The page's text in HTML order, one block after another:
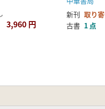
3,960 円
新刊 取り
古書 1 点